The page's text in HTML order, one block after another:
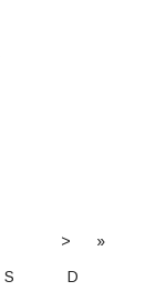
>
»
S D